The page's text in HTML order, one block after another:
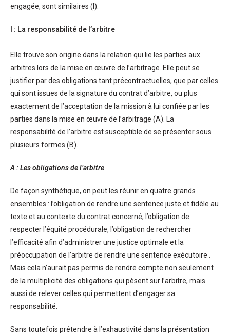
engagée, sont similaires (I).
I : La responsabilité de l’arbitre
Elle trouve son origine dans la relation qui lie les parties aux
arbitres lors de la mise en œuvre de l’arbitrage. Elle peut se
justifier par des obligations tant précontractuelles, que par celles
qui sont issues de la signature du contrat d’arbitre, ou plus
exactement de l’acceptation de la mission à lui confiée par les
parties dans la mise en œuvre de l’arbitrage (A). La
responsabilité de l’arbitre est susceptible de se présenter sous
plusieurs formes (B).
A : Les obligations de l’arbitre
De façon synthétique, on peut les réunir en quatre grands
ensembles : l’obligation de rendre une sentence juste et fidèle au
texte et au contexte du contrat concerné, l’obligation de
respecter l’équité procédurale, l’obligation de rechercher
l’efficacité afin d’administrer une justice optimale et la
préoccupation de l’arbitre de rendre une sentence exécutoire .
Mais cela n’aurait pas permis de rendre compte non seulement
de la multiplicité des obligations qui pèsent sur l’arbitre, mais
aussi de relever celles qui permettent d’engager sa
responsabilité.
Sans toutefois prétendre à l’exhaustivité dans la présentation